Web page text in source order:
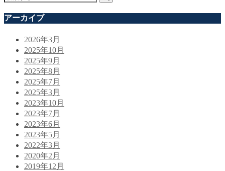
アーカイブ
2026年3月
2025年10月
2025年9月
2025年8月
2025年7月
2025年3月
2023年10月
2023年7月
2023年6月
2023年5月
2022年3月
2020年2月
2019年12月